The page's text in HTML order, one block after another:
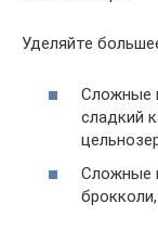
Уделяйте
Сложные
сладкий
Сложные